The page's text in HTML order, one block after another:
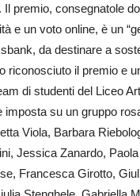
Il premio, consegnatole
e un voto online, è un
da destinare a
riconosciuto il premio e
di studenti del Liceo
imposta su un gruppo
Viola, Barbara
Jessica Zanardo,
Francesca Girotto,